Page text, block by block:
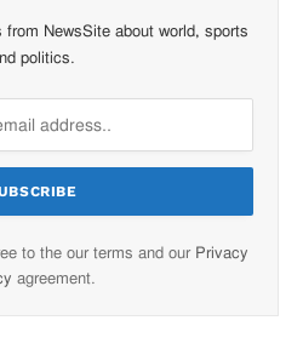
NewsSite about world, sports
politics.
to the our terms and our Privacy
agreement.